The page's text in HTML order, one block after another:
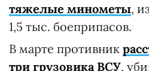
тяжелые минометы,
1,5 тыс. боеприпасов.
В марте противник
три грузовика ВСУ,